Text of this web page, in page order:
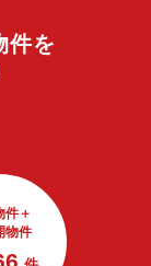
件を
件＋
物件